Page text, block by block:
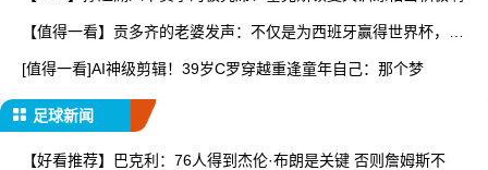
【值得一看】贡多齐的老婆发声：不仅是为西班牙赢得世界杯，更
[值得一看]AI神级剪辑！39岁C罗穿越重逢童年自己：那个梦
足球新闻
【好看推荐】巴克利：76人得到杰伦·布朗是关键 否则詹姆斯不